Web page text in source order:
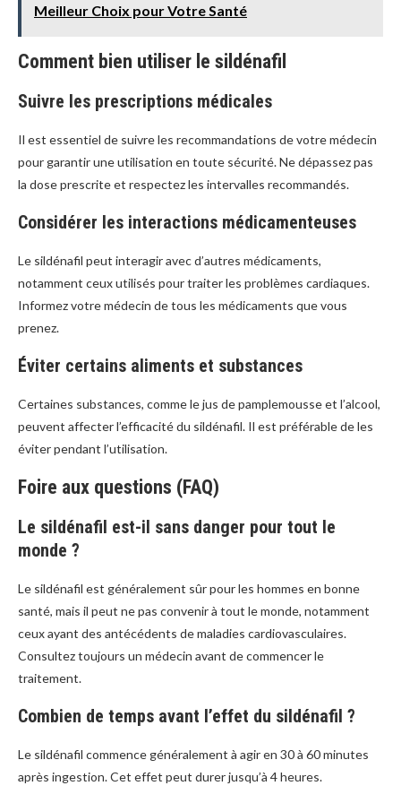
Meilleur Choix pour Votre Santé
Comment bien utiliser le sildénafil
Suivre les prescriptions médicales
Il est essentiel de suivre les recommandations de votre médecin
pour garantir une utilisation en toute sécurité. Ne dépassez pas
la dose prescrite et respectez les intervalles recommandés.
Considérer les interactions médicamenteuses
Le sildénafil peut interagir avec d’autres médicaments,
notamment ceux utilisés pour traiter les problèmes cardiaques.
Informez votre médecin de tous les médicaments que vous
prenez.
Éviter certains aliments et substances
Certaines substances, comme le jus de pamplemousse et l’alcool,
peuvent affecter l’efficacité du sildénafil. Il est préférable de les
éviter pendant l’utilisation.
Foire aux questions (FAQ)
Le sildénafil est-il sans danger pour tout le
monde ?
Le sildénafil est généralement sûr pour les hommes en bonne
santé, mais il peut ne pas convenir à tout le monde, notamment
ceux ayant des antécédents de maladies cardiovasculaires.
Consultez toujours un médecin avant de commencer le
traitement.
Combien de temps avant l’effet du sildénafil ?
Le sildénafil commence généralement à agir en 30 à 60 minutes
après ingestion. Cet effet peut durer jusqu’à 4 heures.